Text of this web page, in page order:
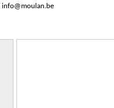
info@moulan.be